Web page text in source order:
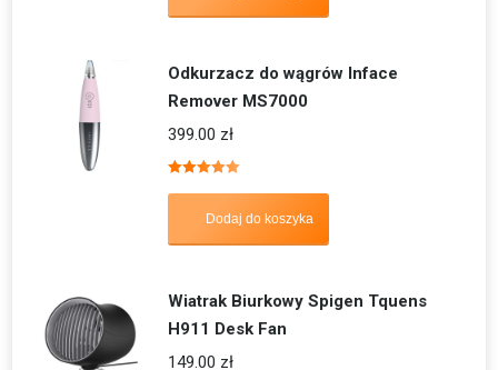
Odkurzacz do wągrów Inface
Remover MS7000
399.00 zł
5.00
Dodaj do koszyka
Wiatrak Biurkowy Spigen Tquens
H911 Desk Fan
149.00 zł